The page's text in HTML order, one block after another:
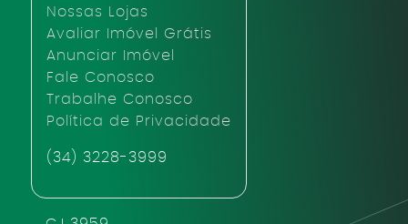
Nossas Lojas
Avaliar Imóvel Grátis
Anunciar Imóvel
Fale Conosco
Trabalhe Conosco
Política de Privacidade
(34) 3228-3999